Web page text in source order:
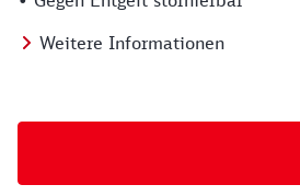
Weitere Informationen